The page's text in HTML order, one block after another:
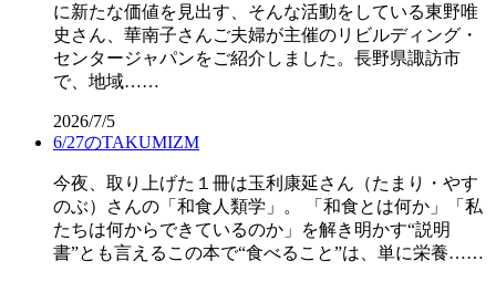
に新たな価値を見出す、そんな活動をしている東野唯
史さん、華南子さんご夫婦が主催のリビルディング・
センタージャパンをご紹介しました。長野県諏訪市
で、地域……
2026/7/5
6/27のTAKUMIZM
今夜、取り上げた１冊は玉利康延さん（たまり・やす
のぶ）さんの「和食人類学」。 「和食とは何か」「私
たちは何からできているのか」を解き明かす“説明
書”とも言えるこの本で“食べること”は、単に栄養……